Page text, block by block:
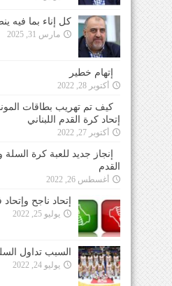
كل إناء بما فيه
مارس 31, 2025
إتهام خطير
أكتوبر 28, 2022
كيف تم تهريب بطاقات
إتحاد كرة القدم اللبناني
أكتوبر 27, 2022
إنجاز جديد للعبة كرة
القدم
أغسطس 26, 2022
إتحاد ناجح
يوليو 25, 2022
السبب تداول
يوليو 24, 2022